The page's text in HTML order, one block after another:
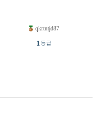
qkrtntjd87
1 등급